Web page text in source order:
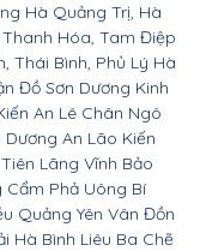
Hà Quảng Trị, Hà
Hóa, Tam Điệp
Thái Bình, Phủ Lý Hà
Đồ Sơn Dương Kinh
An Lê Chân Ngô
An Lão Kiến
Lãng Vĩnh Bảo
Cẩm Phả Uông Bí
Quảng Yên Vân Đồn
Hà Bình Liêu Ba Chẽ